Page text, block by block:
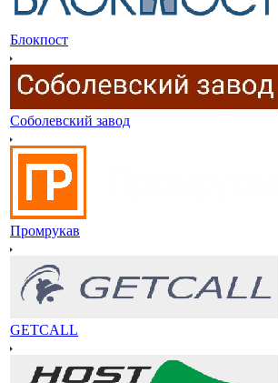
Блокпост
Соболевский завод
Промрукав
GETCALL